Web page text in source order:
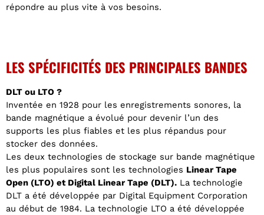
répondre au plus vite à vos besoins.
LES SPÉCIFICITÉS DES PRINCIPALES BANDES
DLT ou LTO ?
Inventée en 1928 pour les enregistrements sonores, la
bande magnétique a évolué pour devenir l’un des
supports les plus fiables et les plus répandus pour
stocker des données.
Les deux technologies de stockage sur bande magnétique
les plus populaires sont les technologies Linear Tape
Open (LTO) et Digital Linear Tape (DLT). La technologie
DLT a été développée par Digital Equipment Corporation
au début de 1984. La technologie LTO a été développée